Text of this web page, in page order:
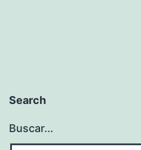
Search
Buscar...